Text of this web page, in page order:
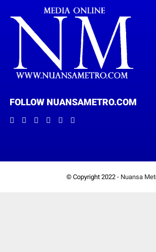
FOLLOW NUANSAMETRO.COM
© Copyright 2022 - Nuansa